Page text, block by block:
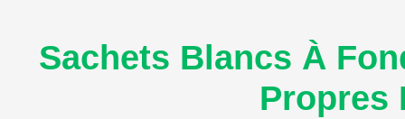
Sachets Blancs À
Propres